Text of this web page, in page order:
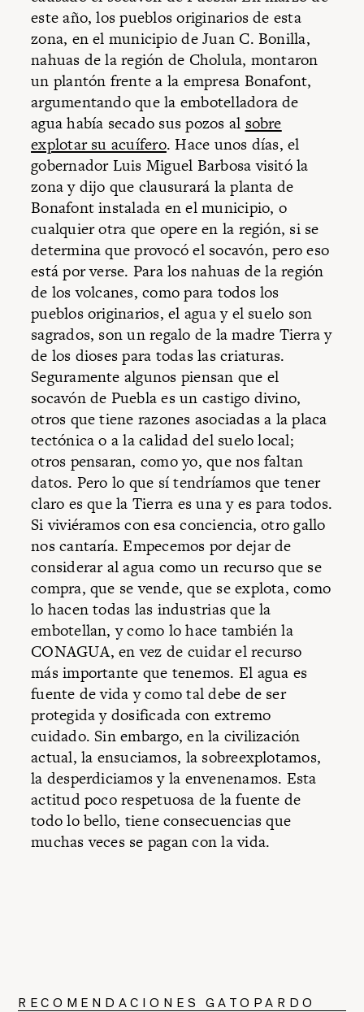
este año, los pueblos originarios de esta
zona, en el municipio de Juan C. Bonilla,
nahuas de la región de Cholula, montaron
un plantón frente a la empresa Bonafont,
argumentando que la embotelladora de
agua había secado sus pozos al sobre
explotar su acuífero. Hace unos días, el
gobernador Luis Miguel Barbosa visitó la
zona y dijo que clausurará la planta de
Bonafont instalada en el municipio, o
cualquier otra que opere en la región, si se
determina que provocó el socavón, pero eso
está por verse. Para los nahuas de la región
de los volcanes, como para todos los
pueblos originarios, el agua y el suelo son
sagrados, son un regalo de la madre Tierra y
de los dioses para todas las criaturas.
Seguramente algunos piensan que el
socavón de Puebla es un castigo divino,
otros que tiene razones asociadas a la placa
tectónica o a la calidad del suelo local;
otros pensaran, como yo, que nos faltan
datos. Pero lo que sí tendríamos que tener
claro es que la Tierra es una y es para todos.
Si viviéramos con esa conciencia, otro gallo
nos cantaría. Empecemos por dejar de
considerar al agua como un recurso que se
compra, que se vende, que se explota, como
lo hacen todas las industrias que la
embotellan, y como lo hace también la
CONAGUA, en vez de cuidar el recurso
más importante que tenemos. El agua es
fuente de vida y como tal debe de ser
protegida y dosificada con extremo
cuidado. Sin embargo, en la civilización
actual, la ensuciamos, la sobreexplotamos,
la desperdiciamos y la envenenamos. Esta
actitud poco respetuosa de la fuente de
todo lo bello, tiene consecuencias que
muchas veces se pagan con la vida.
RECOMENDACIONES GATOPARDO